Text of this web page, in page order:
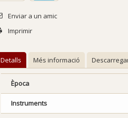
Enviar a un amic
Imprimir
Detalls Més informació
Època
Instruments